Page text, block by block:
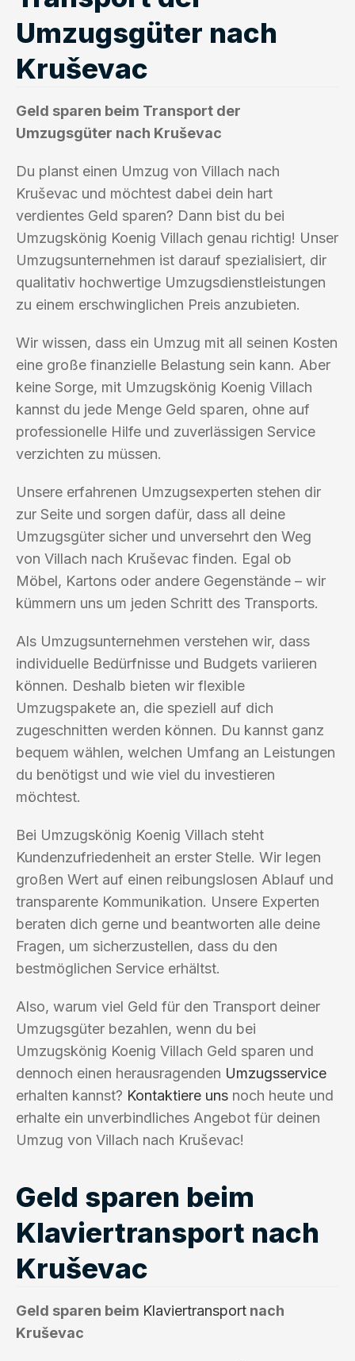
Umzugsgüter nach
Kruševac
Geld sparen beim Transport der
Umzugsgüter nach Kruševac
Du planst einen Umzug von Villach nach
Kruševac und möchtest dabei dein hart
verdientes Geld sparen? Dann bist du bei
Umzugskönig Koenig Villach genau richtig! Unser
Umzugsunternehmen ist darauf spezialisiert, dir
qualitativ hochwertige Umzugsdienstleistungen
zu einem erschwinglichen Preis anzubieten.
Wir wissen, dass ein Umzug mit all seinen Kosten
eine große finanzielle Belastung sein kann. Aber
keine Sorge, mit Umzugskönig Koenig Villach
kannst du jede Menge Geld sparen, ohne auf
professionelle Hilfe und zuverlässigen Service
verzichten zu müssen.
Unsere erfahrenen Umzugsexperten stehen dir
zur Seite und sorgen dafür, dass all deine
Umzugsgüter sicher und unversehrt den Weg
von Villach nach Kruševac finden. Egal ob
Möbel, Kartons oder andere Gegenstände – wir
kümmern uns um jeden Schritt des Transports.
Als Umzugsunternehmen verstehen wir, dass
individuelle Bedürfnisse und Budgets variieren
können. Deshalb bieten wir flexible
Umzugspakete an, die speziell auf dich
zugeschnitten werden können. Du kannst ganz
bequem wählen, welchen Umfang an Leistungen
du benötigst und wie viel du investieren
möchtest.
Bei Umzugskönig Koenig Villach steht
Kundenzufriedenheit an erster Stelle. Wir legen
großen Wert auf einen reibungslosen Ablauf und
transparente Kommunikation. Unsere Experten
beraten dich gerne und beantworten alle deine
Fragen, um sicherzustellen, dass du den
bestmöglichen Service erhältst.
Also, warum viel Geld für den Transport deiner
Umzugsgüter bezahlen, wenn du bei
Umzugskönig Koenig Villach Geld sparen und
dennoch einen herausragenden Umzugsservice
erhalten kannst? Kontaktiere uns noch heute und
erhalte ein unverbindliches Angebot für deinen
Umzug von Villach nach Kruševac!
Geld sparen beim
Klaviertransport nach
Kruševac
Geld sparen beim Klaviertransport nach
Kruševac